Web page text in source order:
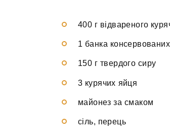
400 г відвареного
1 банка
150 г твердого сиру
3 курячих яйця
майонез за смаком
сіль, перець